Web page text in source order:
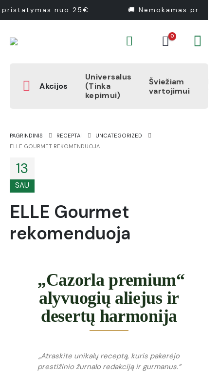
pristatymas nuo 25€ 🚚 Nemokamas
0
Akcijos
Universalus
(Tinka
kepimui)
Šviežiam
vartojimui
PAGRINDINIS RECEPTAI
UNCATEGORIZED
ELLE GOURMET REKOMENDUOJA
13
SAU
ELLE Gourmet
rekomenduoja
„Cazorla premium“
alyvuogių aliejus ir
desertų harmonija
„Atraskite unikalų receptą, kuris pakerėjo
prestižinio žurnalo redakciją ir gurmanus.“